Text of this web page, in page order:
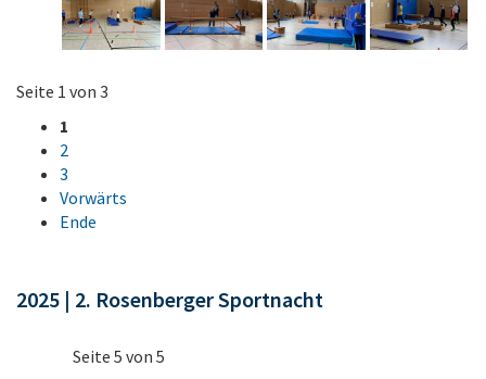
Seite 1 von 3
1
2
3
Vorwärts
Ende
2025 | 2. Rosenberger Sportnacht
Seite 5 von 5